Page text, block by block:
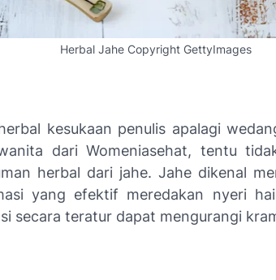
Herbal Jahe Copyright GettyImages
kesukaan penulis apalagi
dari Womeniasehat, tentu
herbal dari jahe. Jahe dikenal
yang efektif meredakan nyeri
secara teratur dapat mengurangi